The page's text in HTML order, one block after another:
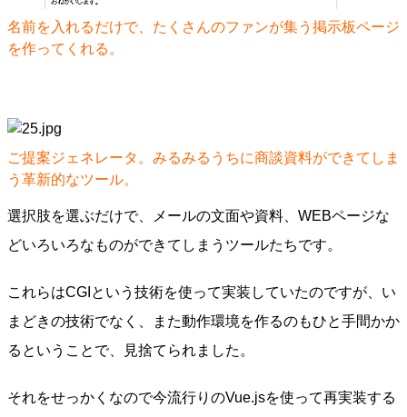
名前を入れるだけで、たくさんのファンが集う掲示板ページ
を作ってくれる。
ご提案ジェネレータ。みるみるうちに商談資料ができてしま
う革新的なツール。
選択肢を選ぶだけで、メールの文面や資料、WEBページな
どいろいろなものができてしまうツールたちです。
これらはCGIという技術を使って実装していたのですが、い
まどきの技術でなく、また動作環境を作るのもひと手間かか
るということで、見捨てられました。
それをせっかくなので今流行りのVue.jsを使って再実装する